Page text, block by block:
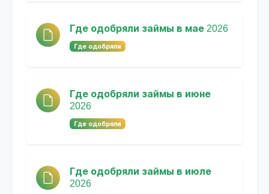
Где одобряли займы в мае 2026
Где одобряли
Где одобряли займы в июне
2026
Где одобряли
Где одобряли займы в июле
2026